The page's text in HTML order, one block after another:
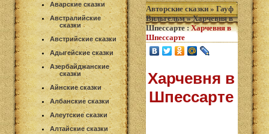
Аварские сказки
Австралийские
сказки
Австрийские сказки
Адыгейские сказки
Азербайджанские
сказки
Айнские сказки
Албанские сказки
Алеутские сказки
Алтайские сказки
Авторские сказки » Гауф
Вильгельм»Харчевня в
Шпессарте: Харчевня в
Шпессарте
Харчевня в
Шпессарте